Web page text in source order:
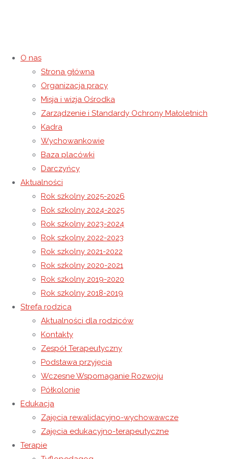
O nas
Strona główna
Organizacja pracy
Misja i wizja Ośrodka
Zarządzenie i Standardy Ochrony Małoletnich
Kadra
Wychowankowie
Baza placówki
Darczyńcy
Aktualności
Rok szkolny 2025-2026
Rok szkolny 2024-2025
Rok szkolny 2023-2024
Rok szkolny 2022-2023
Rok szkolny 2021-2022
Rok szkolny 2020-2021
Rok szkolny 2019-2020
Rok szkolny 2018-2019
Strefa rodzica
Aktualności dla rodziców
Kontakty
Zespół Terapeutyczny
Podstawa przyjęcia
Wczesne Wspomaganie Rozwoju
Półkolonie
Edukacja
Zajęcia rewalidacyjno-wychowawcze
Zajęcia edukacyjno-terapeutyczne
Terapie
Rodzina Rodzinie Ukrainie
9 grudnia 202213 grudnia 2022
Strona główna Rok szkolny 2022-2023
Mikołajki
Warsztaty Bożonarodzeniowe
9 grudnia 202213 grudnia 2022
RODZINA RODZINIE UKRAINIE
Związek Rodu Kątskich w Sanoku, Caritas
Archidiecezji Przemyskiej, Caritas
Archidiecezji Przemysko-Warszawskiej
Kościoła Greckokatolickiego w Polsce oraz
Prawosławny Ordynariat Wojska Polskiego w
Przemyślu zapraszają do udziału w akcji
„PODZIEL SIĘ BOŻONARODZENIOWYM